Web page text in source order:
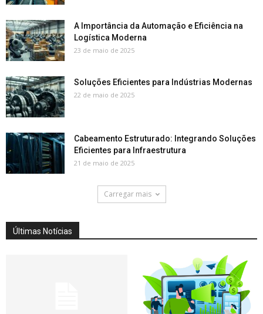
A Importância da Automação e Eficiência na
Logística Moderna
23 de maio de 2025
Soluções Eficientes para Indústrias Modernas
22 de maio de 2025
Cabeamento Estruturado: Integrando Soluções
Eficientes para Infraestrutura
21 de maio de 2025
Carregar mais
Últimas Notícias